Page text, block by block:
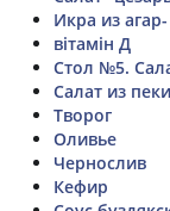
Икра из агар-
вітамін Д
Стол №5.
Салат из
Творог
Оливье
Чернослив
Кефир